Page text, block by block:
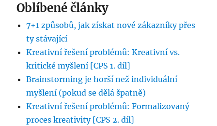
Oblíbené články
7+1 způsobů, jak získat nové zákazníky přes
ty stávající
Kreativní řešení problémů: Kreativní vs.
kritické myšlení [CPS 1. díl]
Brainstorming je horší než individuální
myšlení (pokud se dělá špatně)
Kreativní řešení problémů: Formalizovaný
proces kreativity [CPS 2. díl]